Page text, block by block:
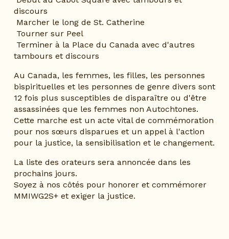
discours
Marcher le long de St. Catherine
Tourner sur Peel
tambours et discours
Au Canada, les femmes, les filles, les personnes
bispirituelles et les personnes de genre divers sont
12 fois plus susceptibles de disparaître ou d'être
assassinées que les femmes non Autochtones.
Cette marche est un acte vital de commémoration
pour nos sœurs disparues et un appel à l'action
pour la justice, la sensibilisation et le changement.
La liste des orateurs sera annoncée dans les
prochains jours.
Soyez à nos côtés pour honorer et commémorer
MMIWG2S+ et exiger la justice.